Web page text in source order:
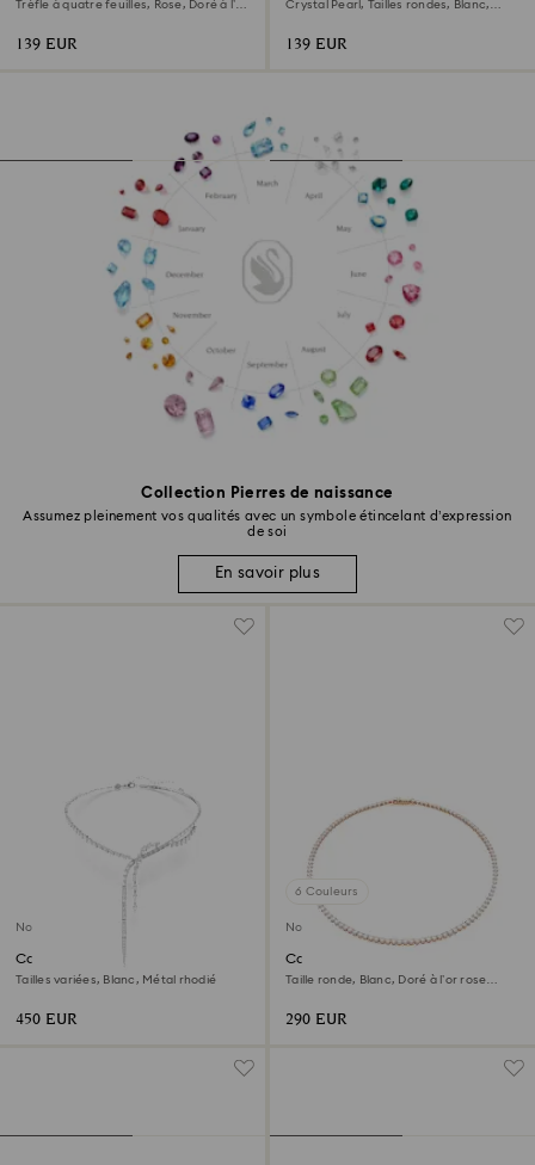
Collection Pierres de naissance
Assumez pleinement vos qualités avec un symbole étincelant d’expression
de soi
En savoir plus
Trèfle à quatre feuilles, Rose, Doré à l’or
139 EUR
Crystal Pearl, Tailles rondes, Blanc,
139 EUR
Nouveau
Collier en Y Mesmera
Tailles variées, Blanc, Métal rhodié
450 EUR
6 Couleurs
Nouveau
Collier Tennis Matrix
Taille ronde, Blanc, Doré à l’or rose
290 EUR